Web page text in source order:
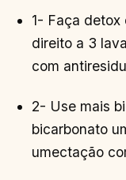
1- Faça detox
direito a 3
com
2- Use mais
bicarbonato
umectação